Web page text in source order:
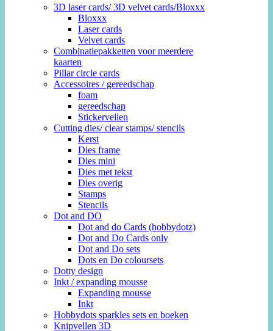
3D laser cards/ 3D velvet cards/Bloxxx
Bloxxx
Laser cards
Velvet cards
Combinatiepakketten voor meerdere
kaarten
Pillar circle cards
Accessoires / gereedschap
foam
gereedschap
Stickervellen
Cutting dies/ clear stamps/ stencils
Kerst
Dies frame
Dies mini
Dies met tekst
Dies overig
Stamps
Stencils
Dot and DO
Dot and do Cards (hobbydotz)
Dot and Do Cards only
Dot and Do sets
Dots en Do coloursets
Dotty design
Inkt / expanding mousse
Expanding mousse
Inkt
Hobbydots sparkles sets en boeken
Knipvellen 3D